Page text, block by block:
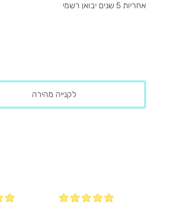
אחריות 5 שנים יבואן רשמי
לקנייה מהירה